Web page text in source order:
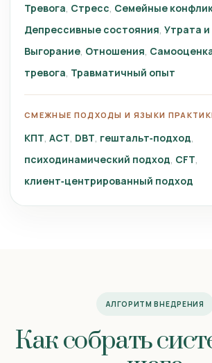
Тревога Стресс Семейные
Депрессивные состояния Утрата и
Выгорание Отношения
тревога Травматичный опыт
СМЕЖНЫЕ ПОДХОДЫ И ЯЗЫКИ
КПТ ACT DBT гештальт‑подход
психодинамический подход CFT
клиент‑центрированный подход
АЛГОРИТМ ВНЕДРЕНИЯ
Как собрать